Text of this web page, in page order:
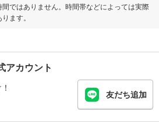
ではありません。時間帯などによっては実際
ます。
アカウント
友だち追加